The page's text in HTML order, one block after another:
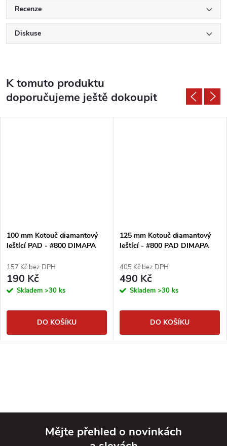
Recenze
Diskuse
K tomuto produktu
doporučujeme ještě dokoupit
100 mm Kotouč diamantový
leštící PAD - #800 DIMAPA
157 Kč bez DPH
190 Kč
Skladem >30 ks
DO KOŠÍKU
125 mm Kotouč diamantový
leštící - #800 PAD DIMAPA
405 Kč bez DPH
490 Kč
Skladem >30 ks
DO KOŠÍKU
Mějte přehled o novinkách